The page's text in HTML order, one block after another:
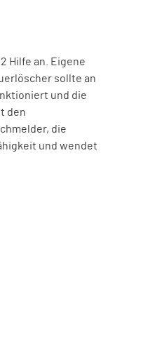
Hilfe an. Eigene
sollte an
und die
den
die
und wendet